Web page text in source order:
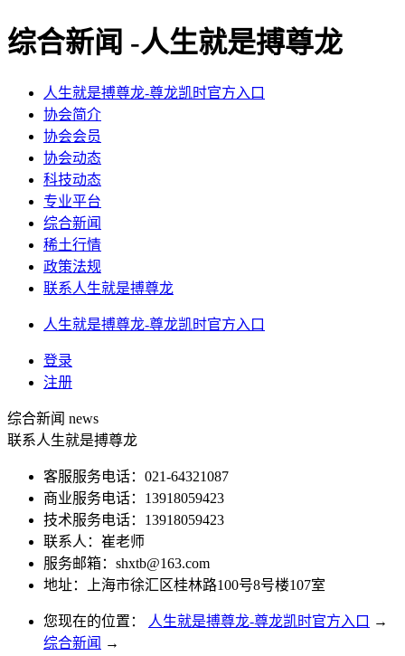
综合新闻 -人生就是搏尊龙
人生就是搏尊龙-尊龙凯时官方入口
协会简介
协会会员
协会动态
科技动态
专业平台
综合新闻
稀土行情
政策法规
联系人生就是搏尊龙
人生就是搏尊龙-尊龙凯时官方入口
登录
注册
综合新闻 news
联系人生就是搏尊龙
客服服务电话：021-64321087
商业服务电话：13918059423
技术服务电话：13918059423
联系人：崔老师
服务邮箱： shxtb@163.com
地址：上海市徐汇区桂林路100号8号楼107室
您现在的位置： 人生就是搏尊龙-尊龙凯时官方入口 →
综合新闻 →